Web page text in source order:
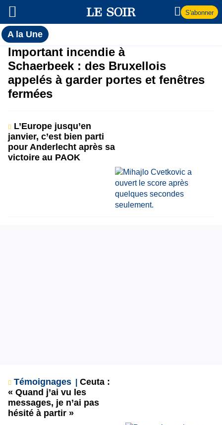
S'abonner
A la UneToutes
l'actualité
du Soir
A
la
Une
Important incendie à
Schaerbeek : des Bruxellois
appelés à garder portes et fenêtres
fermées
L’Europe jusqu’en
janvier, c’est bien parti
pour Anderlecht après sa
victoire au PAOK
Témoignages
Ceuta :
« Quand j’ai vu les
messages, je n’ai pas
hésité à partir »